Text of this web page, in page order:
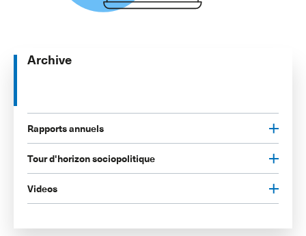
Archive
Rapports annuels
Tour d'horizon sociopolitique
Videos